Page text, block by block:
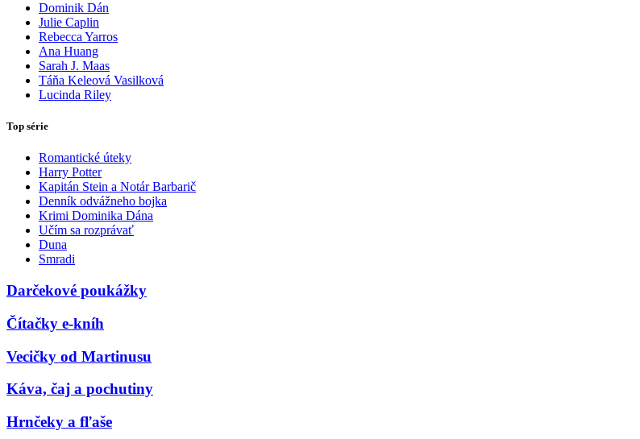
Dominik Dán
Julie Caplin
Rebecca Yarros
Ana Huang
Sarah J. Maas
Táňa Keleová Vasilková
Lucinda Riley
Top série
Romantické úteky
Harry Potter
Kapitán Stein a Notár Barbarič
Denník odvážneho bojka
Krimi Dominika Dána
Učím sa rozprávať
Duna
Smradi
Darčekové poukážky
Čítačky e-kníh
Vecičky od Martinusu
Káva, čaj a pochutiny
Hrnčeky a fľaše